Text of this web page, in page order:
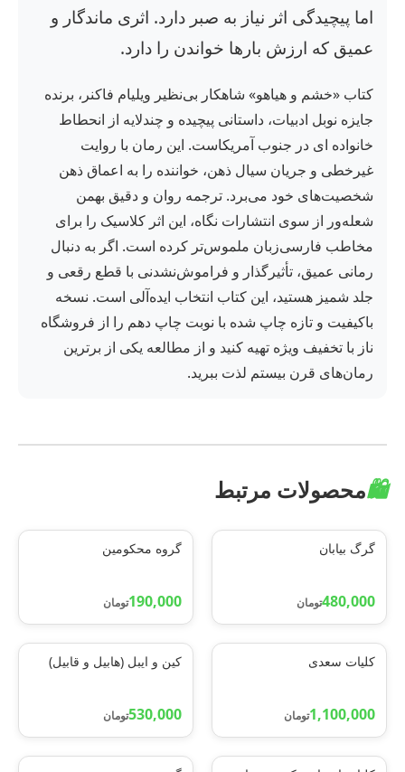
اما پیچیدگی اثر نیاز به صبر دارد. اثری ماندگار و
عمیق که ارزش بارها خواندن را دارد.
کتاب «خشم و هیاهو» شاهکار بی‌نظیر ویلیام فاکنر، برنده
جایزه نوبل ادبیات، داستانی پیچیده و چندلایه از انحطاط
خانواده ای در جنوب آمریکاست. این رمان با روایت
غیرخطی و جریان سیال ذهن، خواننده را به اعماق ذهن
شخصیت‌های خود می‌برد. ترجمه روان و دقیق بهمن
شعله‌ور از سوی انتشارات نگاه، این اثر کلاسیک را برای
مخاطب فارسی‌زبان ملموس‌تر کرده است. اگر به دنبال
رمانی عمیق، تأثیرگذار و فراموش‌نشدنی با قطع رقعی و
جلد شمیز هستید، این کتاب انتخاب ایده‌آلی است. نسخه
باکیفیت و تازه چاپ شده با نوبت چاپ دهم را از فروشگاه
ناز با تخفیف ویژه تهیه کنید و از مطالعه یکی از برترین
رمان‌های قرن بیستم لذت ببرید.
🛍️محصولات مرتبط
گرگ بیابان
480,000تومان
گروه محکومین
190,000تومان
کلیات سعدی
1,100,000تومان
کین و ایبل (هابیل و قابیل)
530,000تومان